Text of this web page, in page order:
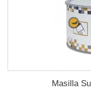
Masilla